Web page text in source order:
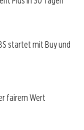
startet mit Buy und
fairem Wert